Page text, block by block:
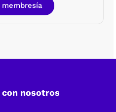
membresía
nosotros